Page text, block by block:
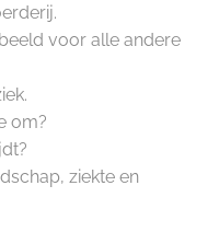
voor alle andere
om?
ziekte en